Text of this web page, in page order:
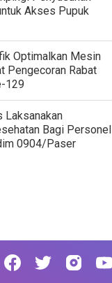
Akses Pupuk
Optimalkan Mesin
Pengecoran Rabat
129
Laksanakan
Bagi Personel
0904/Paser